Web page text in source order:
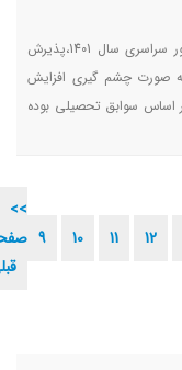
مسعود فاطمی فعال پرستاری نوشت: در دفترچه کنکور سراسری سال 1401،پذیرش
صورت چشم گیری افزایش
اساس سوابق تحصیلی بوده
رشته ها، پذیرش دانشجو
<<
9 10 11 12